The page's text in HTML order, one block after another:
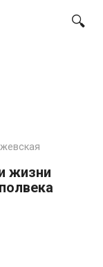
жизни